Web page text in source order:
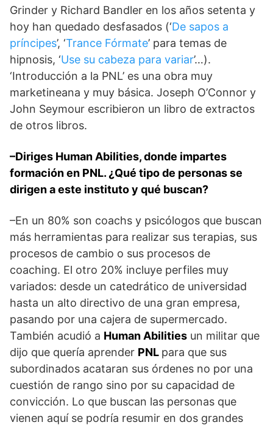
Grinder y Richard Bandler en los años setenta y
hoy han quedado desfasados (‘De sapos a
príncipes’, ‘Trance Fórmate’ para temas de
hipnosis, ‘Use su cabeza para variar’…).
‘Introducción a la PNL’ es una obra muy
marketineana y muy básica. Joseph O’Connor y
John Seymour escribieron un libro de extractos
de otros libros.
–Diriges Human Abilities, donde impartes
formación en PNL. ¿Qué tipo de personas se
dirigen a este instituto y qué buscan?
–En un 80% son coachs y psicólogos que buscan
más herramientas para realizar sus terapias, sus
procesos de cambio o sus procesos de
coaching. El otro 20% incluye perfiles muy
variados: desde un catedrático de universidad
hasta un alto directivo de una gran empresa,
pasando por una cajera de supermercado.
También acudió a Human Abilities un militar que
dijo que quería aprender PNL para que sus
subordinados acataran sus órdenes no por una
cuestión de rango sino por su capacidad de
convicción. Lo que buscan las personas que
vienen aquí se podría resumir en dos grandes